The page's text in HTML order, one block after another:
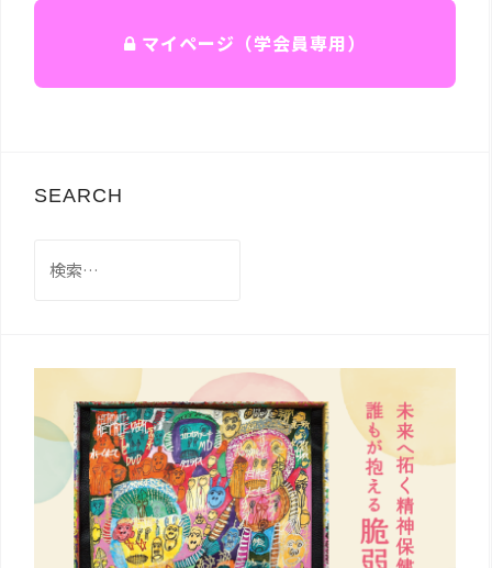
マイページ（学会員専用）
SEARCH
索: